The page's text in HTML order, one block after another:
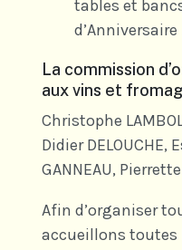
tables et
d’Anniversaire
La commission
aux vins et
Christophe
Didier DELOUCHE,
GANNEAU,
Afin d’organiser
accueillons toutes